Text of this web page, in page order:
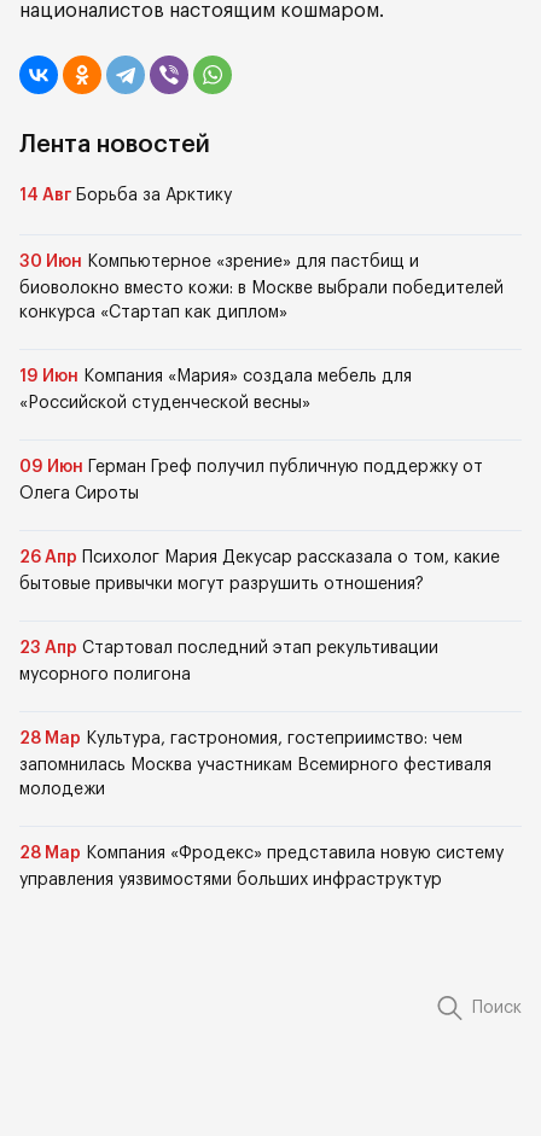
националистов настоящим кошмаром.
Лента новостей
14 Авг Борьба за Арктику
30 Июн Компьютерное «зрение» для пастбищ и
биоволокно вместо кожи: в Москве выбрали победителей
конкурса «Стартап как диплом»
19 Июн Компания «Мария» создала мебель для
«Российской студенческой весны»
09 Июн
Герман Греф получил публичную поддержку от
Олега Сироты
26 Апр
Психолог Мария Декусар рассказала о том, какие
бытовые привычки могут разрушить отношения?
23 Апр Стартовал последний этап рекультивации
мусорного полигона
28 Мар Культура, гастрономия, гостеприимство: чем
запомнилась Москва участникам Всемирного фестиваля
молодежи
28 Мар Компания «Фродекс» представила новую систему
управления уязвимостями больших инфраструктур
Поиск